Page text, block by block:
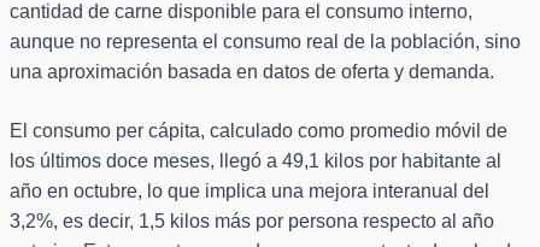
cantidad de carne disponible para el consumo interno,
aunque no representa el consumo real de la población, sino
una aproximación basada en datos de oferta y demanda.
El consumo per cápita, calculado como promedio móvil de
los últimos doce meses, llegó a 49,1 kilos por habitante al
año en octubre, lo que implica una mejora interanual del
3,2%, es decir, 1,5 kilos más por persona respecto al año